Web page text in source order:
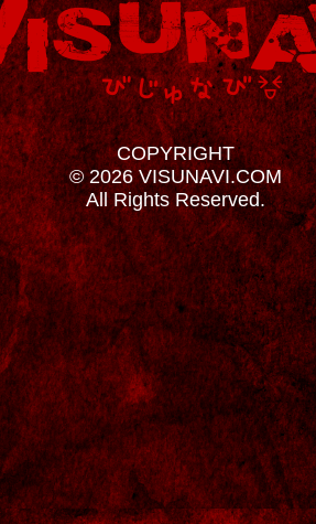
COPYRIGHT
© 2026 VISUNAVI.COM
All Rights Reserved.